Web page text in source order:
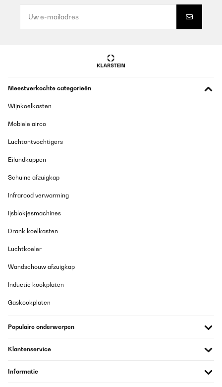
Meestverkochte categorieën
Wijnkoelkasten
Mobiele airco
Luchtontvochtigers
Eilandkappen
Schuine afzuigkap
Infrarood verwarming
Ijsblokjesmachines
Drank koelkasten
Luchtkoeler
Wandschouw afzuigkap
Inductie kookplaten
Gaskookplaten
Populaire onderwerpen
Klantenservice
Informatie